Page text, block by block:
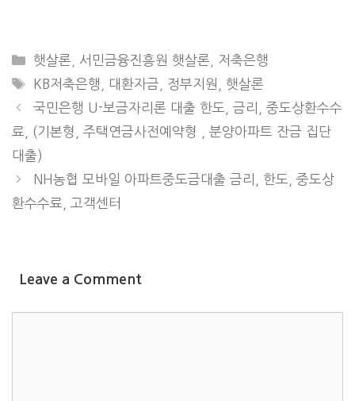
CATEGORIES
햇살론 서민금융진흥원 햇살론
저축은행
TAGS
KB저축은행 대환자금 정부지원
햇살론
국민은행 U-보금자리론 대출 한도, 금리, 중도상환수수
료, (기본형, 주택연금사전예약형 , 분양아파트 잔금 집단
대출)
NH농협 모바일 아파트중도금대출 금리, 한도, 중도상
환수수료, 고객센터
Leave a Comment